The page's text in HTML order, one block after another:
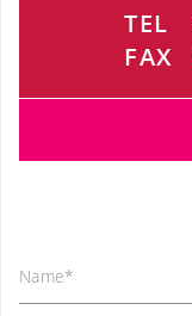
TEL
FAX
Name*